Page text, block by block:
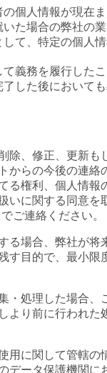
個人情報が現在
た場合の弊社の
て、特定の個人
義務を履行した
した後において
除、修正、更新
らの今後の連絡
る権利、個人情
いに関する同意
でご連絡ください。
る場合、弊社が
す目的で、最小限
・処理した場合
より前に行われ
用に関して管轄の
ータ保護機関に